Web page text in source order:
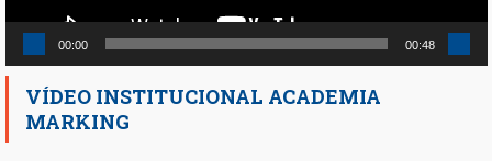
00:00 00:48
VÍDEO INSTITUCIONAL ACADEMIA
MARKING